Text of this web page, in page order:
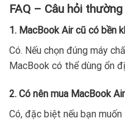
FAQ – Câu hỏi
1. MacBook Air cũ có bền
Có. Nếu chọn đúng máy
MacBook có thể dùng ổn
2. Có nên mua MacBook
Có, đặc biệt nếu bạn